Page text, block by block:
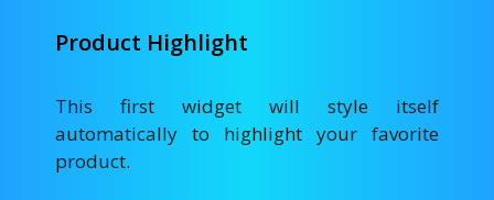
Product Highlight
This first widget will style itself
automatically to highlight your favorite
product.